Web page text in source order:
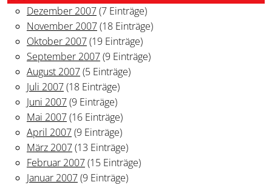
Dezember 2007(7 Einträge)
November 2007(18 Einträge)
Oktober 2007(19 Einträge)
September 2007(9 Einträge)
August 2007(5 Einträge)
Juli 2007(18 Einträge)
Juni 2007(9 Einträge)
Mai 2007(16 Einträge)
April 2007(9 Einträge)
März 2007(13 Einträge)
Februar 2007(15 Einträge)
Januar 2007(9 Einträge)